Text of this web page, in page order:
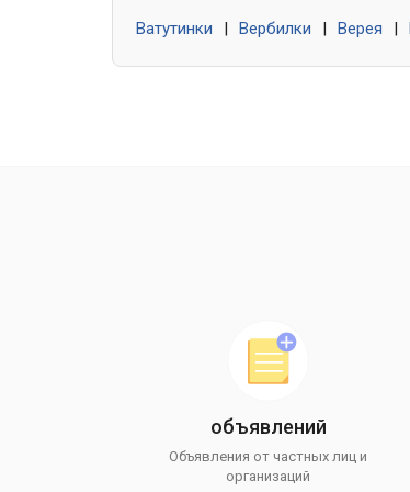
Ватутинки Вербилки Верея
объявлений
Объявления от частных лиц и
организаций